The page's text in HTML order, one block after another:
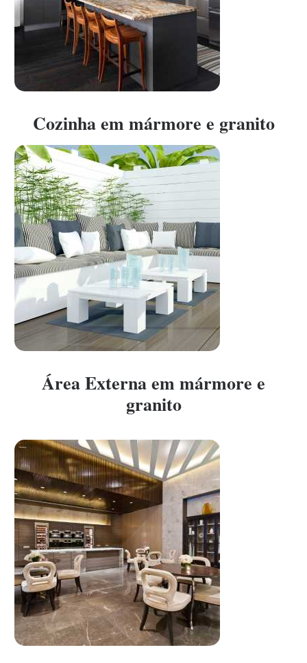
Cozinha em mármore e granito
Área Externa em mármore e
granito